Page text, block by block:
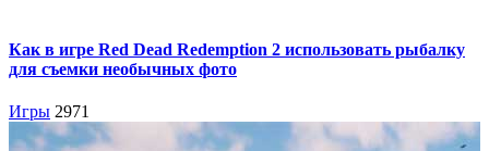
Как в игре Red Dead Redemption 2 использовать рыбалку
для съемки необычных фото
Игры 2971